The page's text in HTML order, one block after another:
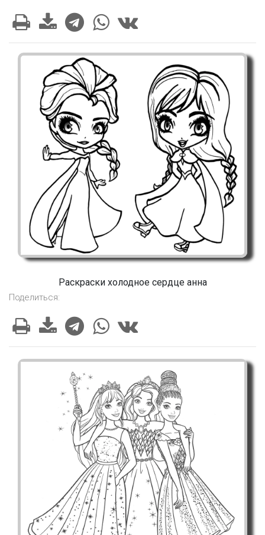
Раскраски холодное сердце анна
Поделиться: